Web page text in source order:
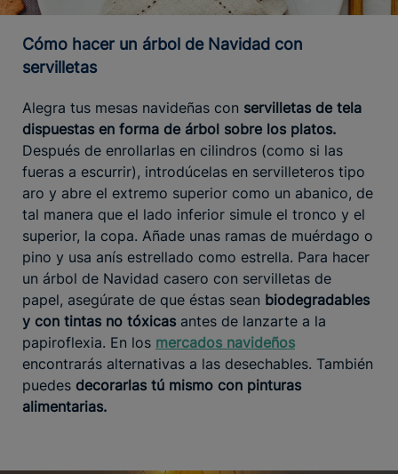
Cómo hacer un árbol de Navidad con
servilletas
Alegra tus mesas navideñas con servilletas de tela
dispuestas en forma de árbol sobre los platos.
Después de enrollarlas en cilindros (como si las
fueras a escurrir), introdúcelas en servilleteros tipo
aro y abre el extremo superior como un abanico, de
tal manera que el lado inferior simule el tronco y el
superior, la copa. Añade unas ramas de muérdago o
pino y usa anís estrellado como estrella. Para hacer
un árbol de Navidad casero con servilletas de
papel, asegúrate de que éstas sean biodegradables
y con tintas no tóxicas antes de lanzarte a la
papiroflexia. En los mercados navideños
encontrarás alternativas a las desechables. También
puedes decorarlas tú mismo con pinturas
alimentarias.